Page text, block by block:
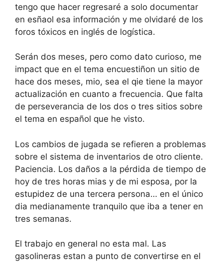
tengo que hacer regresaré a solo documentar
en esñaol esa información y me olvidaré de los
foros tóxicos en inglés de logística.
Serán dos meses, pero como dato curioso, me
impact que en el tema encuestiñon un sitio de
hace dos meses, mio, sea el qie tiene la mayor
actualización en cuanto a frecuencia. Que falta
de perseverancia de los dos o tres sitios sobre
el tema en español que he visto.
Los cambios de jugada se refieren a problemas
sobre el sistema de inventarios de otro cliente.
Paciencia. Los daños a la pérdida de tiempo de
hoy de tres horas mias y de mi esposa, por la
estupidez de una tercera persona… en el único
dia medianamente tranquilo que iba a tener en
tres semanas.
El trabajo en general no esta mal. Las
gasolineras estan a punto de convertirse en el